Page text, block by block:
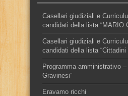
Casellari giudiziali e
candidati della lista “MARIO
Casellari giudiziali e
candidati della lista “Cittadini
Programma amministrativo –
Gravinesi”
Eravamo ricchi